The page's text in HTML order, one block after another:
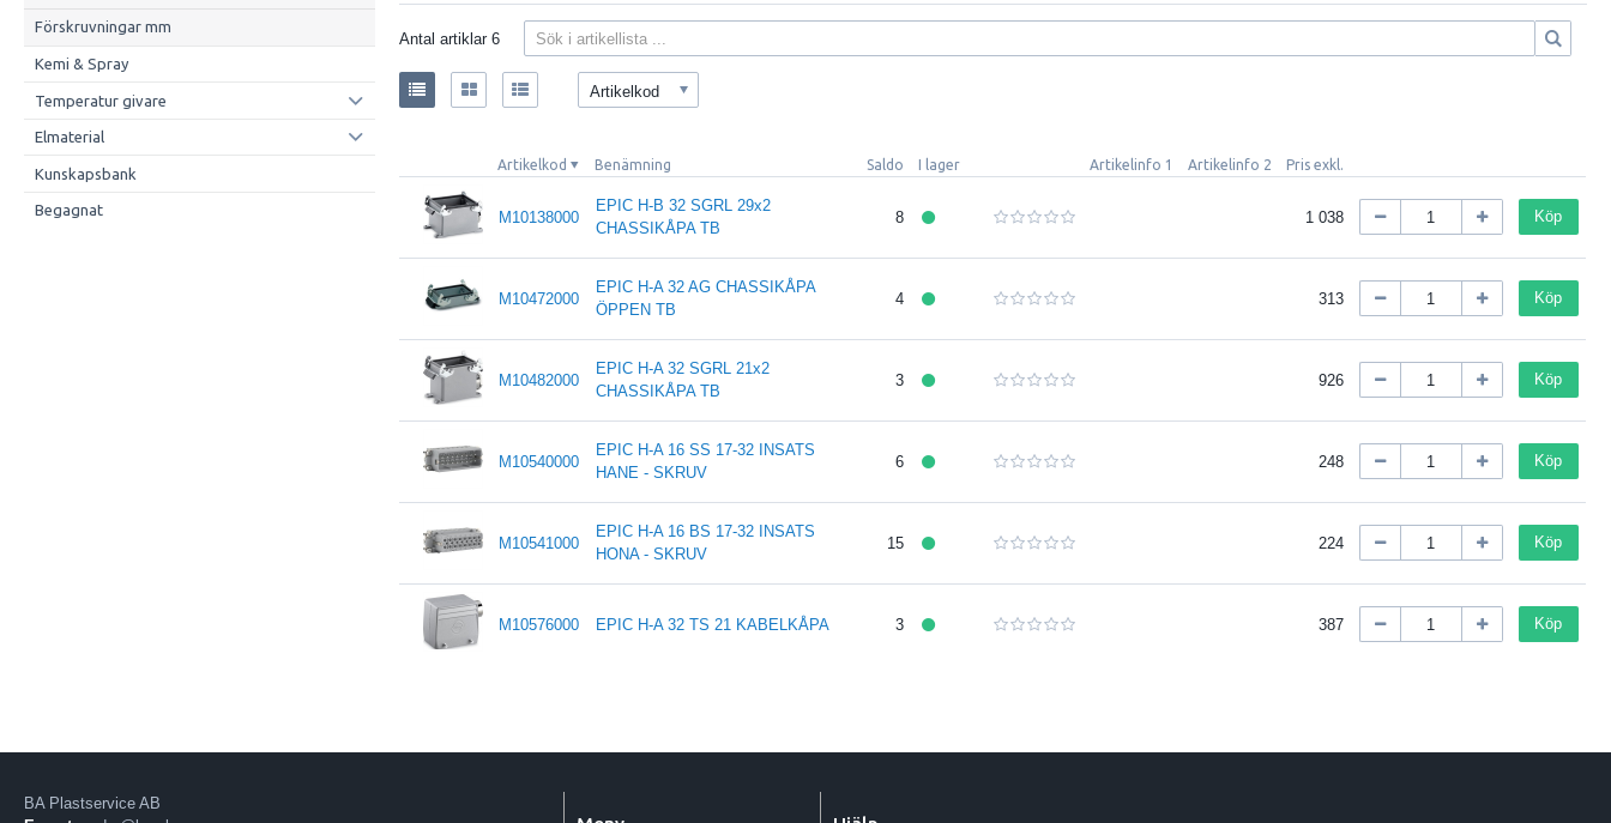
Förskruvningar mm
Kemi & Spray
Temperatur givare
Elmaterial
Kunskapsbank
Begagnat
Antal artiklar6
Artikelkod
Artikelkod Benämning Saldo I lager Artikelinfo 1 Artikelinfo 2 Pris exkl.
M10138000
EPIC H-B 32 SGRL 29x2
CHASSIKÅPA TB
8 1 038 Köp
M10472000
EPIC H-A 32 AG CHASSIKÅPA
ÖPPEN TB
4 313 Köp
M10482000
EPIC H-A 32 SGRL 21x2
CHASSIKÅPA TB
3 926 Köp
M10540000
EPIC H-A 16 SS 17-32 INSATS
HANE - SKRUV
6 248 Köp
M10541000
EPIC H-A 16 BS 17-32 INSATS
HONA - SKRUV
15 224 Köp
M10576000 EPIC H-A 32 TS 21 KABELKÅPA 3 387 Köp
BA Plastservice AB